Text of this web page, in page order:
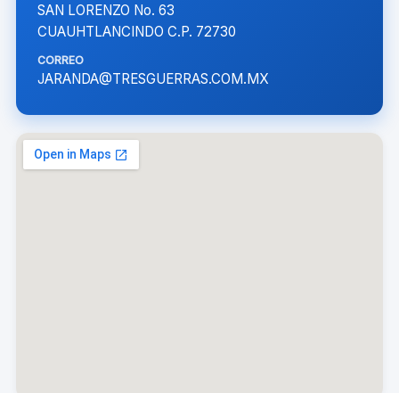
SAN LORENZO No. 63
CUAUHTLANCINDO C.P. 72730
CORREO
JARANDA@TRESGUERRAS.COM.MX